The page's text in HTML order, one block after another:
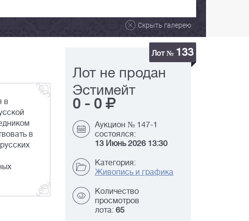
Скрыть галерею
в
в
Лот № 133
Лот не продан
Эстимейт
0 - 0
Аукцион № 147-1
состоялся:
13 Июнь 2026 13:30
Категория:
Живопись и графика
Количество
просмотров
лота: 65